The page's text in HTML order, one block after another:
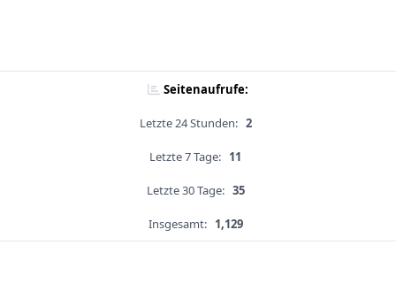
Seitenaufrufe:
Letzte 24 Stunden: 2
Letzte 7 Tage: 11
Letzte 30 Tage: 35
Insgesamt: 1,129